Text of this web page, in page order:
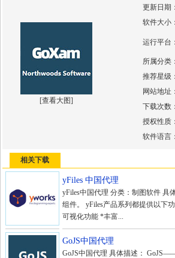
[查看大图]
更新日期：
软件大小：
运行平台：
所属分类：
推荐星级：
网站地址：
下载次数：
授权性质：
软件语言：
相关下载
yFiles 中国代理
yFiles中国代理 分类：制图软件 具
组件。 yFiles产品系列都提供以下
可视化功能 *丰富...
GoJS中国代理
GoJS中国代理 具体描述：